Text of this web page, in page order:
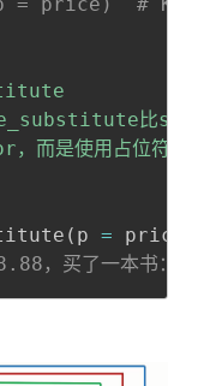
比
而是使用占位符本
( p = price
，买了一本书：$b